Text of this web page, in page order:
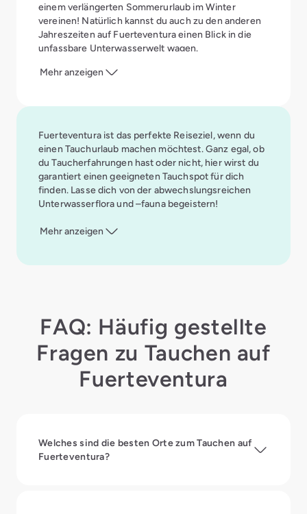
einem verlängerten Sommerurlaub im Winter
vereinen! Natürlich kannst du auch zu den anderen
Jahreszeiten auf Fuerteventura einen Blick in die
unfassbare Unterwasserwelt wagen.
Der Club in traumhafter Lage direkt am Strand
wie beschrieben zum Beispiel im Unterwasser-
Naturschutzpark direkt vor dem Club, in den Salinas,
einem der schönsten Tauchgebiete Fuerteventuras.
Mehr anzeigen
Fuerteventura ist das perfekte Reiseziel, wenn du
einen Tauchurlaub machen möchtest. Ganz egal, ob
du Taucherfahrungen hast oder nicht, hier wirst du
garantiert einen geeigneten Tauchspot für dich
finden. Lasse dich von der abwechslungsreichen
Unterwasserflora und –fauna begeistern!
Mehr anzeigen
FAQ: Häufig gestellte
Fragen zu Tauchen auf
Fuerteventura
Welches sind die besten Orte zum Tauchen auf
Fuerteventura?